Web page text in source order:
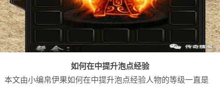
如何在中提升泡点经验
本文由小编帛伊果如何在中提升泡点经验人物的等级一直是